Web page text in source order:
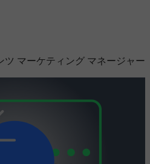
ツ マーケティング マネージャー